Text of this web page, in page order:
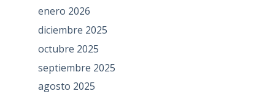
enero 2026
diciembre 2025
octubre 2025
septiembre 2025
agosto 2025